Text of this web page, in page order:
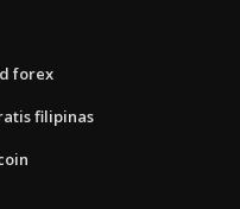
forex
filipinas